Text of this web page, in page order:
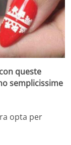
queste
semplicissime
opta per